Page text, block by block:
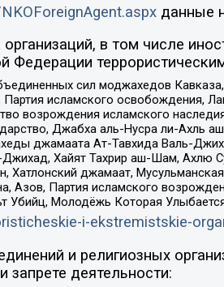
данные
в том числе
Федерации
сил моджахедов
Партия исламского освобождения,
возрождения исламского
Джабха аль-Нусра ли-Ахль
джамаата Ат-Тавхида Валь-
Хайят Тахрир аш-Шам, Ахлю
Хатлонский джамаат,
Азов, Партия исламского
Убийц, Молодёжь Которая
i-ekstremistskie-
и религиозных
запрете деятельности: